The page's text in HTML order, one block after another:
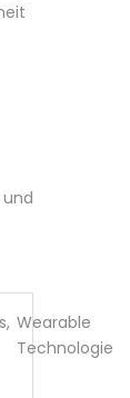
, Wearable
Technologie